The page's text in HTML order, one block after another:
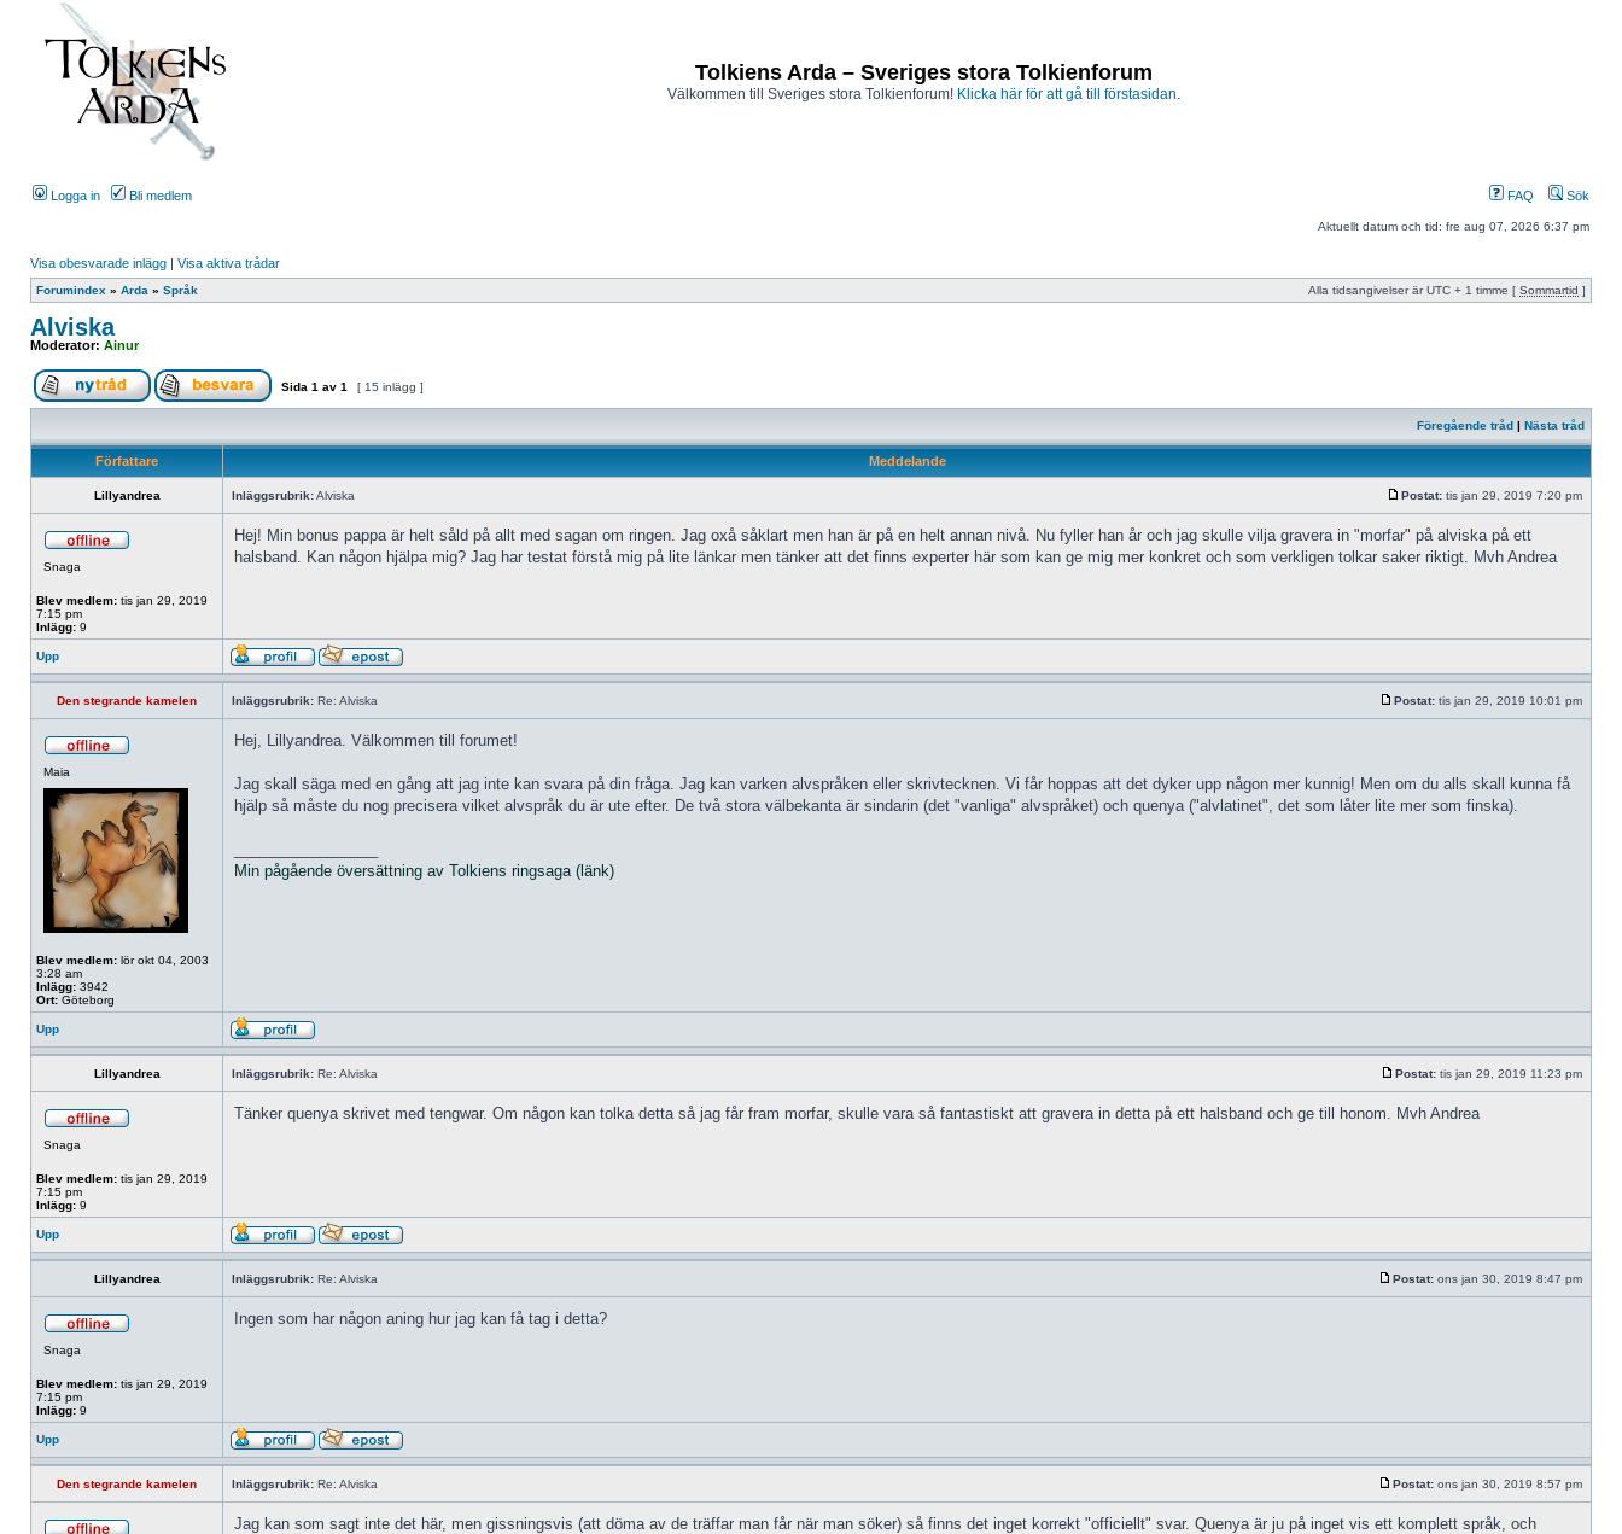
Tolkiens Arda – Sveriges stora Tolkienforum
Välkommen till Sveriges stora Tolkienforum! Klicka här för att gå till förstasidan.
Logga in Bli medlem FAQ Sök
Aktuellt datum och tid: fre aug 07, 2026 6:37 pm
Visa obesvarade inlägg | Visa aktiva trådar
Forumindex » Arda » Språk Alla tidsangivelser är UTC + 1 timme [ Sommartid ]
Alviska
Moderator: Ainur
Sida 1 av 1 [ 15 inlägg ]
Föregående tråd | Nästa tråd
Författare Meddelande
Lillyandrea Inläggsrubrik:Alviska Postat: tis jan 29, 2019 7:20 pm
Snaga
Blev medlem: tis jan 29, 2019
7:15 pm
Inlägg: 9
Hej! Min bonus pappa är helt såld på allt med sagan om ringen. Jag oxå såklart men han är på en helt annan nivå. Nu fyller han år och jag skulle vilja gravera in "morfar" på alviska på ett
halsband. Kan någon hjälpa mig? Jag har testat förstå mig på lite länkar men tänker att det finns experter här som kan ge mig mer konkret och som verkligen tolkar saker riktigt. Mvh Andrea
Upp
Den stegrande kamelen Inläggsrubrik: Re: Alviska Postat: tis jan 29, 2019 10:01 pm
Maia
Blev medlem: lör okt 04, 2003
3:28 am
Inlägg: 3942
Ort: Göteborg
Hej, Lillyandrea. Välkommen till forumet!
Jag skall säga med en gång att jag inte kan svara på din fråga. Jag kan varken alvspråken eller skrivtecknen. Vi får hoppas att det dyker upp någon mer kunnig! Men om du alls skall kunna få
hjälp så måste du nog precisera vilket alvspråk du är ute efter. De två stora välbekanta är sindarin (det "vanliga" alvspråket) och quenya ("alvlatinet", det som låter lite mer som finska).
Min pågående översättning av Tolkiens ringsaga (länk)
Upp
Lillyandrea Inläggsrubrik: Re: Alviska Postat: tis jan 29, 2019 11:23 pm
Snaga
Blev medlem: tis jan 29, 2019
7:15 pm
Inlägg: 9
Tänker quenya skrivet med tengwar. Om någon kan tolka detta så jag får fram morfar, skulle vara så fantastiskt att gravera in detta på ett halsband och ge till honom. Mvh Andrea
Upp
Lillyandrea Inläggsrubrik: Re: Alviska Postat: ons jan 30, 2019 8:47 pm
Snaga
Blev medlem: tis jan 29, 2019
7:15 pm
Inlägg: 9
Ingen som har någon aning hur jag kan få tag i detta?
Upp
Den stegrande kamelen Inläggsrubrik: Re: Alviska Postat: ons jan 30, 2019 8:57 pm
Jag kan som sagt inte det här, men gissningsvis (att döma av de träffar man får när man söker) så finns det inget korrekt "officiellt" svar. Quenya är ju på inget vis ett komplett språk, och